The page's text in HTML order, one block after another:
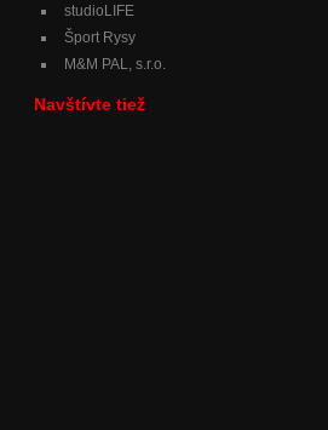
studioLIFE
Šport Rysy
M&M PAL, s.r.o.
Navštívte tiež